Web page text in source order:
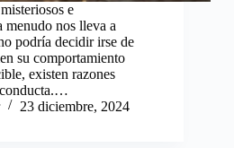
e
menudo nos lleva a
podría decidir irse de
su comportamiento
existen razones
conducta.…
23 diciembre, 2024